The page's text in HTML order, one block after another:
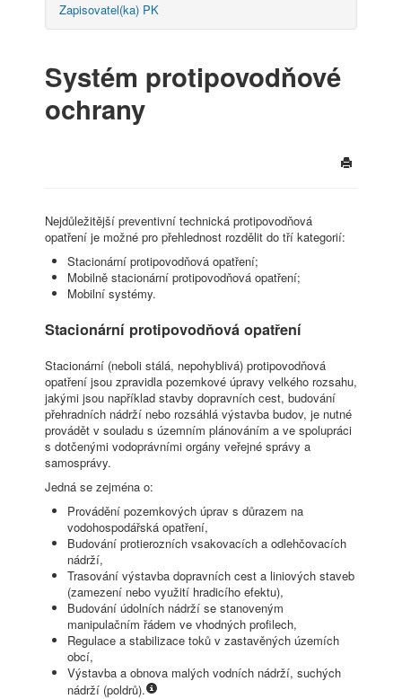
Zapisovatel(ka) PK
Systém protipovodňové
ochrany
Nejdůležitější preventivní technická protipovodňová
opatření je možné pro přehlednost rozdělit do tří kategorií:
Stacionární protipovodňová opatření;
Mobilně stacionární protipovodňová opatření;
Mobilní systémy.
Stacionární protipovodňová opatření
Stacionární (neboli stálá, nepohyblivá) protipovodňová
opatření jsou zpravidla pozemkové úpravy velkého rozsahu,
jakými jsou například stavby dopravních cest, budování
přehradních nádrží nebo rozsáhlá výstavba budov, je nutné
provádět v souladu s územním plánováním a ve spolupráci
s dotčenými vodoprávními orgány veřejné správy a
samosprávy.
Jedná se zejména o:
Provádění pozemkových úprav s důrazem na
vodohospodářská opatření,
Budování protierozních vsakovacích a odlehčovacích
nádrží,
Trasování výstavba dopravních cest a liniových staveb
(zamezení nebo využití hradicího efektu),
Budování údolních nádrží se stanoveným
manipulačním řádem ve vhodných profilech,
Regulace a stabilizace toků v zastavěných územích
obcí,
Výstavba a obnova malých vodních nádrží, suchých
nádrží (poldrů).